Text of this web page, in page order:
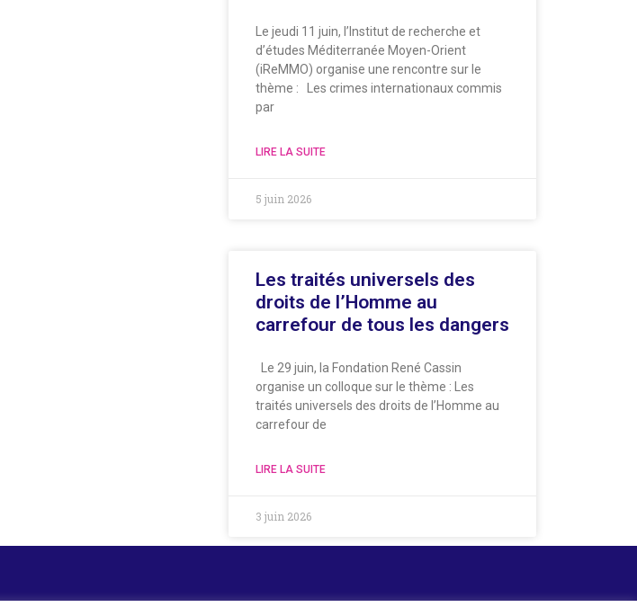
Le jeudi 11 juin, l’Institut de recherche et
d’études Méditerranée Moyen-Orient
(iReMMO) organise une rencontre sur le
thème : Les crimes internationaux commis
par
LIRE LA SUITE
5 juin 2026
Les traités universels des
droits de l’Homme au
carrefour de tous les dangers
Le 29 juin, la Fondation René Cassin
organise un colloque sur le thème : Les
traités universels des droits de l’Homme au
carrefour de
LIRE LA SUITE
3 juin 2026